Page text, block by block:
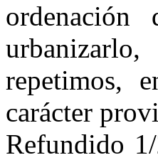
repetimos,
carácter
Refundido